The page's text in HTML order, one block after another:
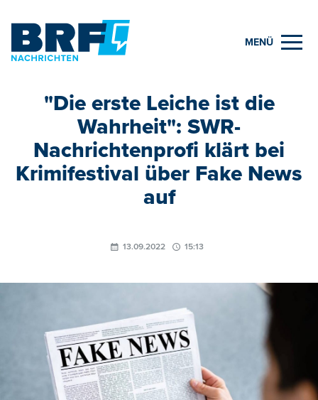
MENÜ
"Die erste Leiche ist die
Wahrheit": SWR-
Nachrichtenprofi klärt bei
Krimifestival über Fake News
auf
13.09.2022 15:13